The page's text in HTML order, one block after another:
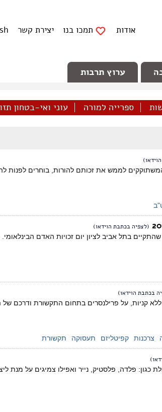
אודות תמכו בנו יצירת קשר
ערוץ תרבות
ספרייה למורה עוני ואי-בטחון
לממש את זכותם להורות, בוחרים לפנות
(לצפיה בכתבת הוידאו)
לציון יום זכויות האדם הבינלאומי. כ 135 ארגונים ואלפי צועדות
בכתבת הוידאו)
קניות, על פרילנסרים בתחום התקשורת ודרכם
צרכנות קפיטליזם תעסוקה תקשורת
פלדה, פלסטיק, נייר ואפילו צמיגים על מנת